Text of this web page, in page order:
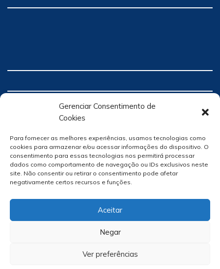
Gerenciar Consentimento de
Cookies
Para fornecer as melhores experiências, usamos tecnologias como
cookies para armazenar e/ou acessar informações do dispositivo. O
consentimento para essas tecnologias nos permitirá processar
dados como comportamento de navegação ou IDs exclusivos neste
site. Não consentir ou retirar o consentimento pode afetar
negativamente certos recursos e funções.
Aceitar
Negar
Ver preferências